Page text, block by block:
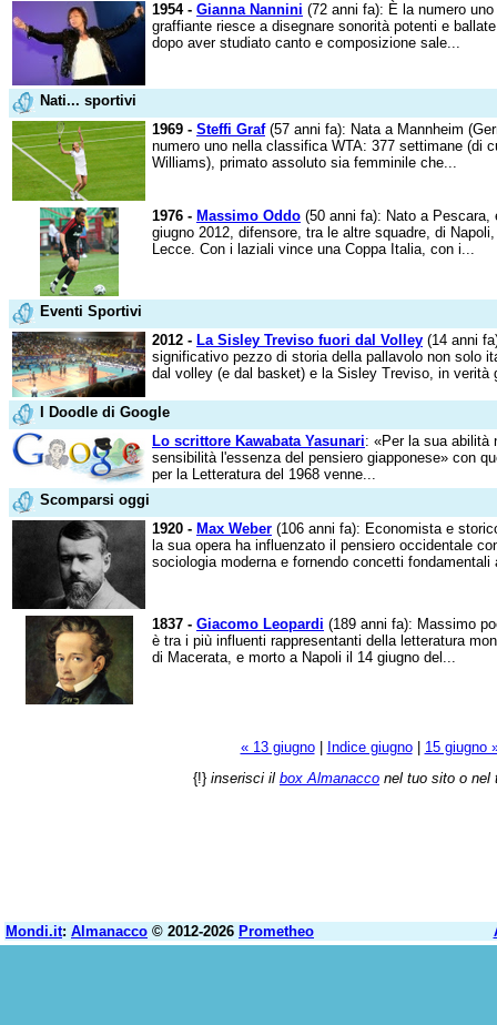
1954 - Gianna Nannini (72 anni fa): È la numero
graffiante riesce a disegnare sonorità potenti e
dopo aver studiato canto e composizione sale...
Nati... sportivi
1969 - Steffi Graf(57 anni fa): Nata a Mannheim
numero uno nella classifica WTA: 377 settimane (di
Williams), primato assoluto sia femminile che...
1976 - Massimo Oddo (50 anni fa): Nato a
giugno 2012, difensore, tra le altre squadre, di
Lecce. Con i laziali vince una Coppa Italia, con i...
Eventi Sportivi
2012 - La Sisley Treviso fuori dal Volley (14 anni
significativo pezzo di storia della pallavolo non solo
dal volley (e dal basket) e la Sisley Treviso, in verità
I Doodle di Google
Lo scrittore Kawabata Yasunari: «Per la sua abilità
sensibilità l'essenza del pensiero giapponese» con
per la Letteratura del 1968 venne...
Scomparsi oggi
1920 - Max Weber (106 anni fa): Economista e
la sua opera ha influenzato il pensiero occidentale
sociologia moderna e fornendo concetti fondamentali
1837 - Giacomo Leopardi (189 anni fa): Massimo
è tra i più influenti rappresentanti della letteratura
di Macerata, e morto a Napoli il 14 giugno del...
« 13 giugno| Indice giugno| 15 giugno
{!} inserisci il box Almanacco nel tuo sito o nel
Mondi.it: Almanacco © 2012-2026 Prometheo